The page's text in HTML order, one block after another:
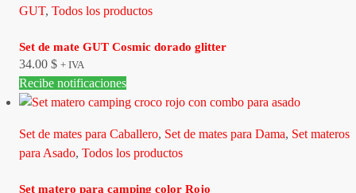
GUT, Todos los productos
Set de mate GUT Cosmic dorado glitter
34.00 $ + IVA
Recibe notificaciones
Set de mates para Caballero, Set de mates para Dama, Set materos
para Asado, Todos los productos
Set matero para camping color Rojo